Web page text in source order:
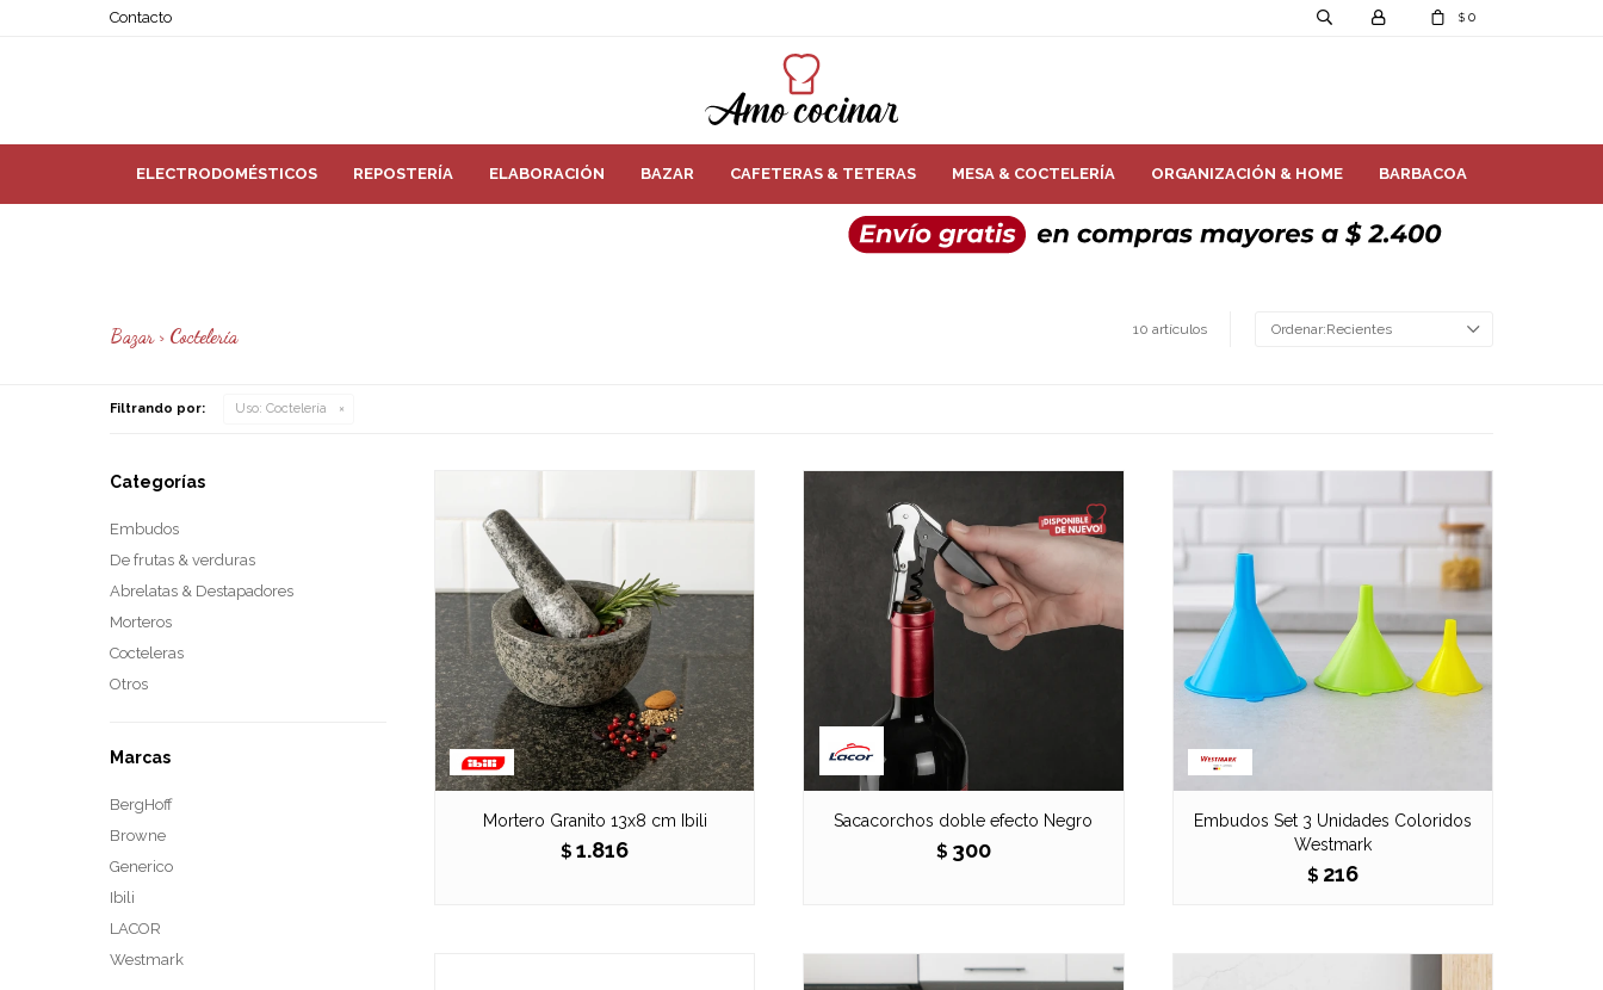
ELECTRODOMÉSTICOS REPOSTERÍA ELABORACIÓN BAZAR CAFETERAS & TETERAS MESA & COCTELERÍA ORGANIZACIÓN & HOME BARBACOA
$ 0
Contacto
Bazar > Coctelería 10 artículos Recientes
Filtrando por: Uso: Coctelería
Mortero Granito 13x8 cm Ibili
$ 1.816
Sacacorchos doble efecto Negro
$ 300
Embudos Set 3 Unidades Coloridos
Westmark
$ 216
Categorías
Embudos
De frutas & verduras
Abrelatas & Destapadores
Morteros
Cocteleras
Otros
Marcas
BergHoff
Browne
Generico
Ibili
LACOR
Westmark